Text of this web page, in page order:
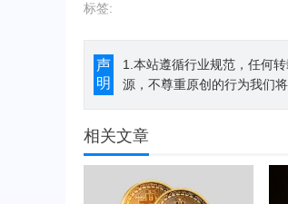
标签:
声
明
1.本站遵循行业规范，任何
源，不尊重原创的行为我们
相关文章